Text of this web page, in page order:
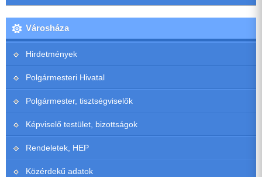
Városháza
Hirdetmények
Polgármesteri Hivatal
Polgármester, tisztségviselők
Képviselő testület, bizottságok
Rendeletek, HEP
Közérdekű adatok